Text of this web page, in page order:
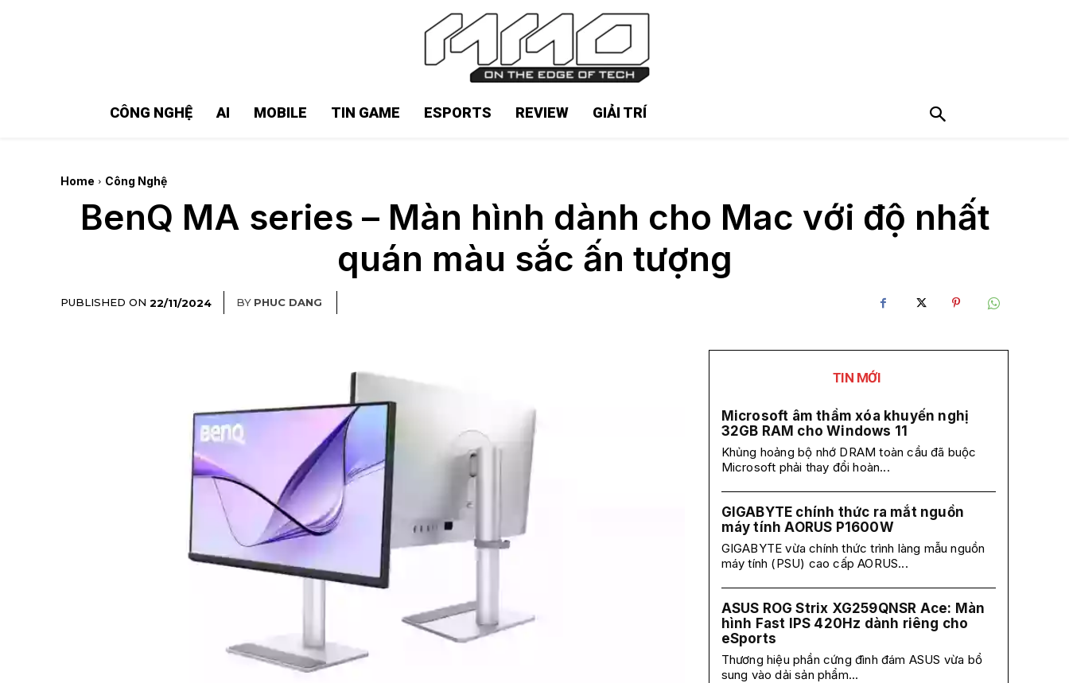
CÔNG NGHỆ AI MOBILE TIN GAME ESPORTS REVIEW GIẢI TRÍ
Home Công Nghệ
BenQ MA series – Màn hình dành cho Mac với độ nhất
quán màu sắc ấn tượng
PUBLISHED ON 22/11/2024 BY PHUC DANG
TIN MỚI
Microsoft âm thầm xóa khuyến nghị
32GB RAM cho Windows 11
Khủng hoảng bộ nhớ DRAM toàn cầu đã buộc
Microsoft phải thay đổi hoàn...
GIGABYTE chính thức ra mắt nguồn
máy tính AORUS P1600W
GIGABYTE vừa chính thức trình làng mẫu nguồn
máy tính (PSU) cao cấp AORUS...
ASUS ROG Strix XG259QNSR Ace: Màn
hình Fast IPS 420Hz dành riêng cho
eSports
Thương hiệu phần cứng đình đám ASUS vừa bổ
sung vào dải sản phẩm...